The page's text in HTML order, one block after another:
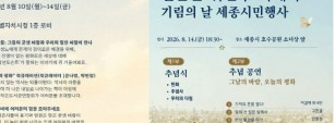
해당 업체는 공연장 용도로 건축 허가를
받았으나 예식 영업을 했고, 일반음식점
영업 신고 없이 음식을 조리하고 제공 했
다. 서구청은..